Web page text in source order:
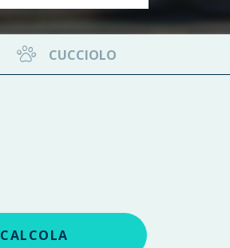
CUCCIOLO
CALCOLA